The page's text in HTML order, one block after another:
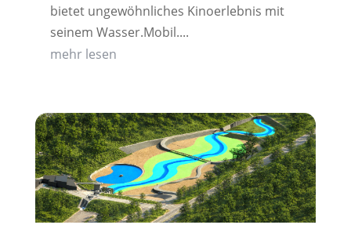
bietet ungewöhnliches Kinoerlebnis mit
seinem Wasser.Mobil....
mehr lesen